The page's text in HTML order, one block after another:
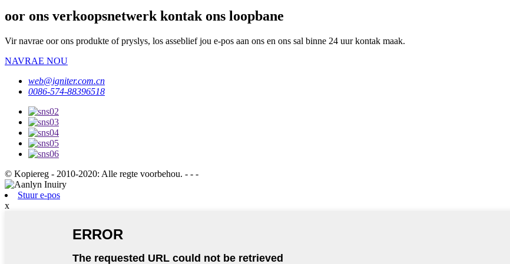
oor ons verkoopsnetwerk kontak ons ​​loopbane
Vir navrae oor ons produkte of pryslys, los asseblief jou e-pos aan ons en ons sal binne 24 uur kontak maak.
NAVRAE NOU
web@igniter.com.cn
0086-574-88396518
© Kopiereg - 2010-2020: Alle regte voorbehou. - - -
Stuur e-pos
x